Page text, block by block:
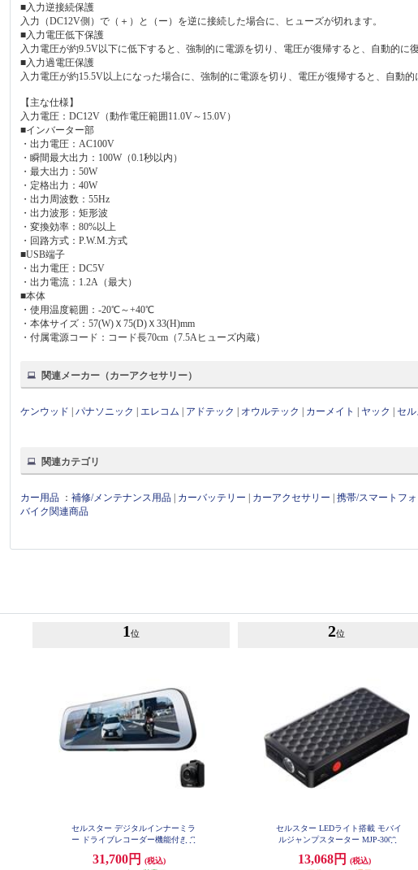
■入力逆接続保護
入力（DC12V側）で（＋）と（ー）を逆に接続した場合に、ヒューズが切れます。
■入力電圧低下保護
入力電圧が約9.5V以下に低下すると、強制的に電源を切り、電圧が復帰すると、自動的に復
■入力過電圧保護
入力電圧が約15.5V以上になった場合に、強制的に電源を切り、電圧が復帰すると、自動的
【主な仕様】
入力電圧：DC12V（動作電圧範囲11.0V～15.0V）
■インバーター部
・出力電圧：AC100V
・瞬間最大出力：100W（0.1秒以内）
・最大出力：50W
・定格出力：40W
・出力周波数：55Hz
・出力波形：矩形波
・変換効率：80%以上
・回路方式：P.W.M.方式
■USB端子
・出力電圧：DC5V
・出力電流：1.2A（最大）
■本体
・使用温度範囲：-20℃～+40℃
・本体サイズ：57(W)Ｘ75(D)Ｘ33(H)mm
・付属電源コード：コード長70cm（7.5Aヒューズ内蔵）
関連メーカー（カーアクセサリー）
ケンウッド |パナソニック エレコム アドテック オウルテック カーメイト ヤック |セ
関連カテゴリ
カー用品 ：補修/メンテナンス用品 カーバッテリー カーアクセサリー |携帯/スマートフ
バイク関連商品
1 位
セルスター デジタルインナーミラ
ー ドライブレコーダー機能付き C
31,700円
(税込)
2位
セルスター LEDライト搭載 モバイ
ルジャンプスターター MJP-3000
13,068円
(税込)